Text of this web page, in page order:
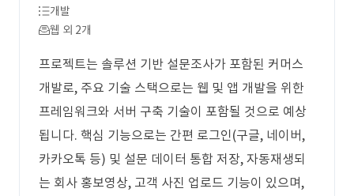
개발
웹 외 2개
프로젝트는 솔루션 기반 설문조사가 포함된 커머스
개발로, 주요 기술 스택으로는 웹 및 앱 개발을 위한
프레임워크와 서버 구축 기술이 포함될 것으로 예상
됩니다. 핵심 기능으로는 간편 로그인(구글, 네이버,
카카오톡 등) 및 설문 데이터 통합 저장, 자동재생되
는 회사 홍보영상, 고객 사진 업로드 기능이 있으며,